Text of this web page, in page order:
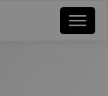
Toggle